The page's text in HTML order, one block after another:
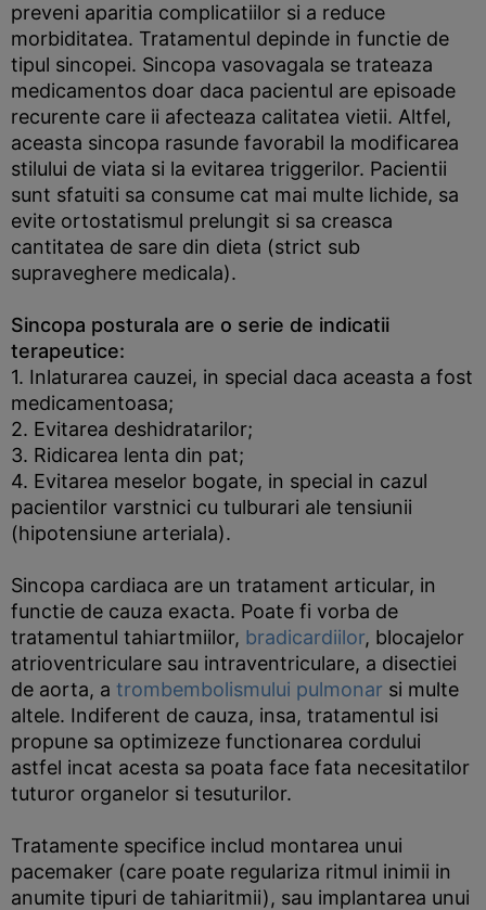
preveni aparitia complicatiilor si a reduce
morbiditatea. Tratamentul depinde in functie de
tipul sincopei. Sincopa vasovagala se trateaza
medicamentos doar daca pacientul are episoade
recurente care ii afecteaza calitatea vietii. Altfel,
aceasta sincopa rasunde favorabil la modificarea
stilului de viata si la evitarea triggerilor. Pacientii
sunt sfatuiti sa consume cat mai multe lichide, sa
evite ortostatismul prelungit si sa creasca
cantitatea de sare din dieta (strict sub
supraveghere medicala).
Sincopa posturala are o serie de indicatii
terapeutice:
1. Inlaturarea cauzei, in special daca aceasta a fost
medicamentoasa;
2. Evitarea deshidratarilor;
3. Ridicarea lenta din pat;
4. Evitarea meselor bogate, in special in cazul
pacientilor varstnici cu tulburari ale tensiunii
(hipotensiune arteriala).
Sincopa cardiaca are un tratament articular, in
functie de cauza exacta. Poate fi vorba de
tratamentul tahiartmiilor, bradicardiilor, blocajelor
atrioventriculare sau intraventriculare, a disectiei
de aorta, a trombembolismului pulmonar si multe
altele. Indiferent de cauza, insa, tratamentul isi
propune sa optimizeze functionarea cordului
astfel incat acesta sa poata face fata necesitatilor
tuturor organelor si tesuturilor.
Tratamente specifice includ montarea unui
pacemaker (care poate regulariza ritmul inimii in
anumite tipuri de tahiaritmii), sau implantarea unui